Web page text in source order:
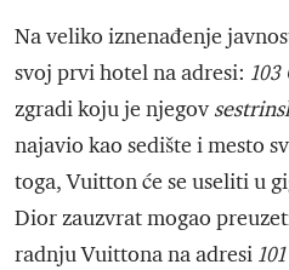
Na veliko iznenađenje
svoj prvi hotel na adresi:
zgradi koju je njegov
najavio kao sedište i mesto
toga, Vuitton će se useliti u
Dior zauzvrat mogao
radnju Vuittona na adresi